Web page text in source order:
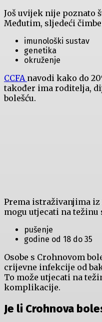
Još uvijek nije poznato
Međutim, sljedeći
imunološki sustav
genetika
okruženje
CCFA navodi kako do
također ima roditelja,
bolešću.
Prema istraživanjima iz
mogu utjecati na težinu
pušenje
godine od 18 do 35
Osobe s Crohnovom
crijevne infekcije od
To može utjecati na
komplikacije.
Je li Crohnova